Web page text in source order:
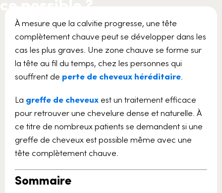
À mesure que la calvitie progresse, une tête
complètement chauve peut se développer dans les
cas les plus graves. Une zone chauve se forme sur
la tête au fil du temps, chez les personnes qui
souffrent de perte de cheveux héréditaire.
La greffe de cheveux est un traitement efficace
pour retrouver une chevelure dense et naturelle. À
ce titre de nombreux patients se demandent si une
greffe de cheveux est possible même avec une
tête complètement chauve.
Sommaire